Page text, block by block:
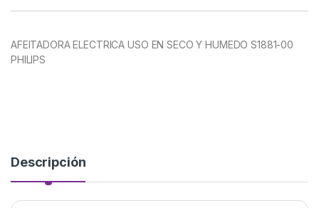
AFEITADORA ELECTRICA USO EN SECO Y HUMEDO S1881-00
PHILIPS
Descripción